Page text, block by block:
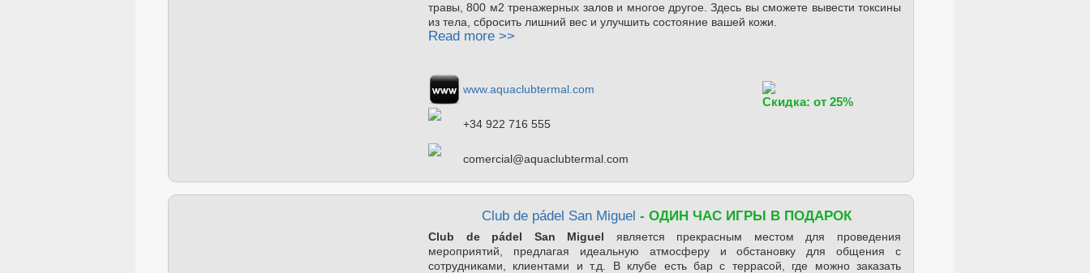
травы, 800 м2 тренажерных залов и многое другое. Здесь вы сможете вывести токсины
из тела, сбросить лишний вес и улучшить состояние вашей кожи.
Read more >>
www.aquaclubtermal.com
+34 922 716 555
comercial@aquaclubtermal.com
Скидка: от 25%
Club de pádel San Miguel - ОДИН ЧАС ИГРЫ В ПОДАРОК
Club de pádel San Miguel является прекрасным местом для проведения
мероприятий, предлагая идеальную атмосферу и обстановку для общения с
сотрудниками, клиентами и т.д. В клубе есть бар с террасой, где можно заказать